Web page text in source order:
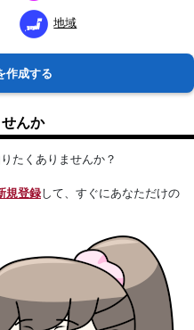
地域
作成する
んか
たくありませんか？
規登録して、すぐにあなただけの